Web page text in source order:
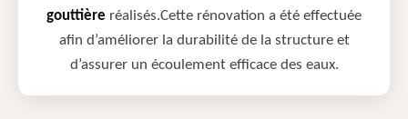
gouttière réalisés.Cette rénovation a été effectuée
afin d’améliorer la durabilité de la structure et
d’assurer un écoulement efficace des eaux.